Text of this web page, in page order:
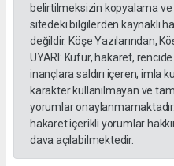
belirtilmeksizin kopyalama ve
sitedeki bilgilerden kaynaklı
değildir. Köşe Yazılarından,
UYARI: Küfür, hakaret,
inançlara saldırı içeren, imla
karakter kullanılmayan ve
yorumlar
hakaret içerikli yorumlar
dava açılabilmektedir.